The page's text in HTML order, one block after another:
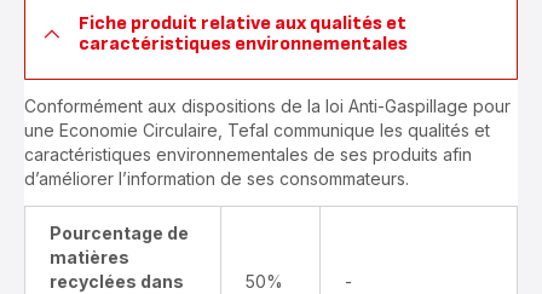
Fiche produit relative aux qualités et
caractéristiques environnementales
Conformément aux dispositions de la loi Anti-Gaspillage pour
une Economie Circulaire, Tefal communique les qualités et
caractéristiques environnementales de ses produits afin
d’améliorer l’information de ses consommateurs.
Pourcentage de
matières
recyclées dans
50% -